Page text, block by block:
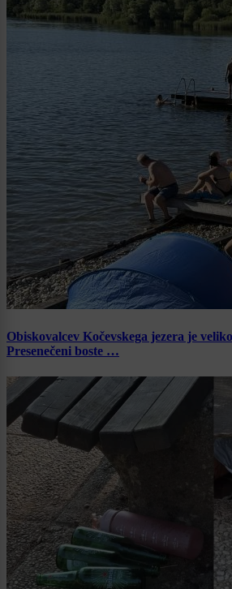
Obiskovalcev Kočevskega jezera je
Presenečeni boste …